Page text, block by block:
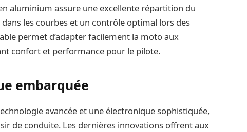
aluminium assure une excellente répartition du
les courbes et un contrôle optimal lors des
permet d’adapter facilement la moto aux
confort et performance pour le pilote.
embarquée
avancée et une électronique sophistiquée,
de conduite. Les dernières innovations offrent aux